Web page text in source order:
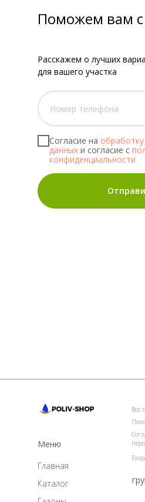
Согласие на
данных и согласие с
конфиденциальности
Поможем вам
Расскажем о лучших
для вашего участка
Главная
Все
Каталог
Меню